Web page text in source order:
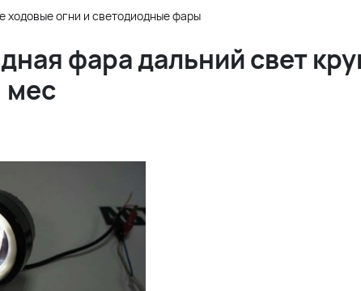
ходовые огни и светодиодные фары
фара дальний свет
мес